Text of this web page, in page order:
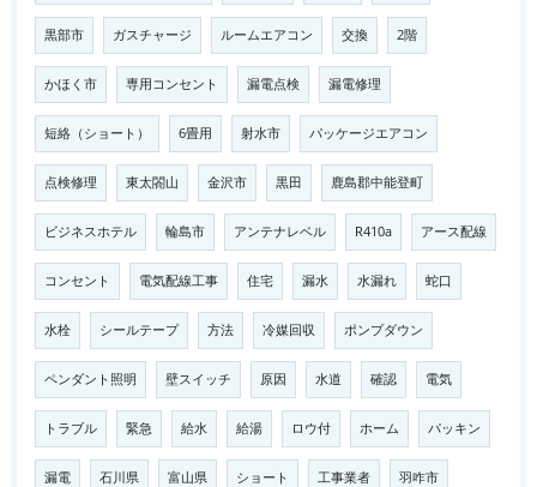
黒部市 ガスチャージ ルームエアコン 交換 2階
かほく市 専用コンセント 漏電点検 漏電修理
短絡（ショート） 6畳用 射水市 パッケージエアコン
点検修理 東太閤山 金沢市 黒田 鹿島郡中能登町
ビジネスホテル 輪島市 アンテナレベル R410a アース配線
コンセント 電気配線工事 住宅 漏水 水漏れ 蛇口
水栓 シールテープ 方法 冷媒回収 ポンプダウン
ペンダント照明 壁スイッチ 原因 水道 確認 電気
トラブル 緊急 給水 給湯 ロウ付 ホーム パッキン
漏電 石川県 富山県 ショート 工事業者 羽咋市